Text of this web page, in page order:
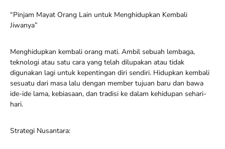
“Pinjam Mayat Orang Lain untuk Menghidupkan Kembali
Jiwanya”
Menghidupkan kembali orang mati. Ambil sebuah lembaga,
teknologi atau satu cara yang telah dilupakan atau tidak
digunakan lagi untuk kepentingan diri sendiri. Hidupkan kembali
sesuatu dari masa lalu dengan member tujuan baru dan bawa
ide-ide lama, kebiasaan, dan tradisi ke dalam kehidupan sehari-
hari.
Strategi Nusantara: